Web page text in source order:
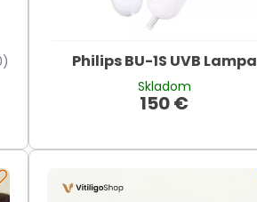
Philips BU-1S UVB Lampa
Skladom
150 €